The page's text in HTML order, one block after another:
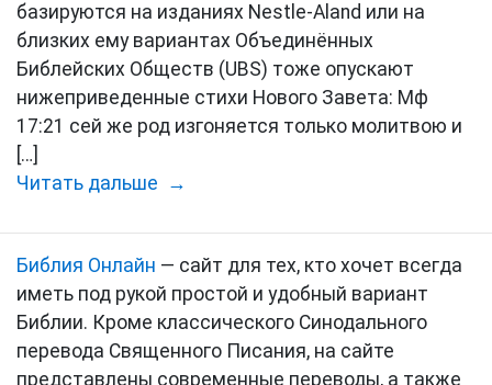
базируются на изданиях Nestle-Aland или на
близких ему вариантах Объединённых
Библейских Обществ (UBS) тоже опускают
нижеприведенные стихи Нового Завета: Мф
17:21 сей же род изгоняется только молитвою и
[…]
Читать дальше →
Библия Онлайн — сайт для тех, кто хочет всегда
иметь под рукой простой и удобный вариант
Библии. Кроме классического Синодального
перевода Священного Писания, на сайте
представлены современные переводы, а также